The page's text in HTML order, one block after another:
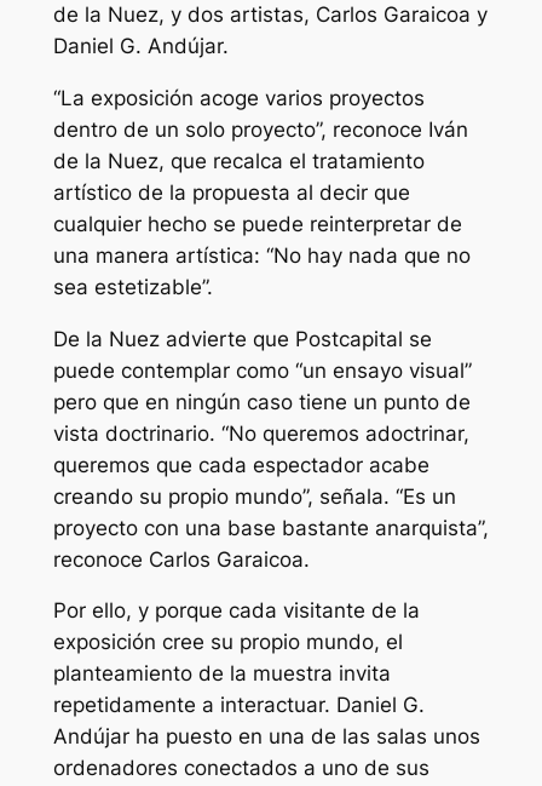
de la Nuez, y dos artistas, Carlos Garaicoa y
Daniel G. Andújar.
“La exposición acoge varios proyectos
dentro de un solo proyecto”, reconoce Iván
de la Nuez, que recalca el tratamiento
artístico de la propuesta al decir que
cualquier hecho se puede reinterpretar de
una manera artística: “No hay nada que no
sea estetizable”.
De la Nuez advierte que Postcapital se
puede contemplar como “un ensayo visual”
pero que en ningún caso tiene un punto de
vista doctrinario. “No queremos adoctrinar,
queremos que cada espectador acabe
creando su propio mundo”, señala. “Es un
proyecto con una base bastante anarquista”,
reconoce Carlos Garaicoa.
Por ello, y porque cada visitante de la
exposición cree su propio mundo, el
planteamiento de la muestra invita
repetidamente a interactuar. Daniel G.
Andújar ha puesto en una de las salas unos
ordenadores conectados a uno de sus